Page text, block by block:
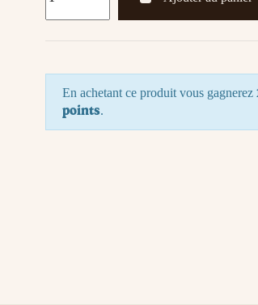
En achetant ce produit vous gagnerez
points.